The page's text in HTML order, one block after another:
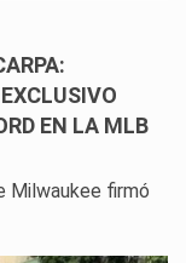
EN LA MLB
Milwaukee firmó